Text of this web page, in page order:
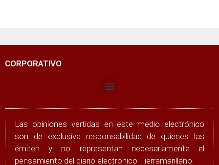
CORPORATIVO
Las opiniones vertidas en este medio electrónico
son de exclusiva responsabilidad de quienes las
emiten y no representan necesariamente el
pensamiento del diario electrónico Tierramarillano.